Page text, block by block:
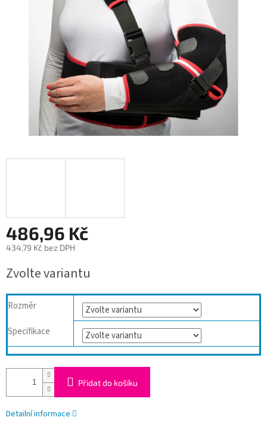
486,96 Kč
434,79 Kč bez DPH
cena:
Zvolte variantu
Rozměr
Specifikace
Přidat do košíku
Detailní informace